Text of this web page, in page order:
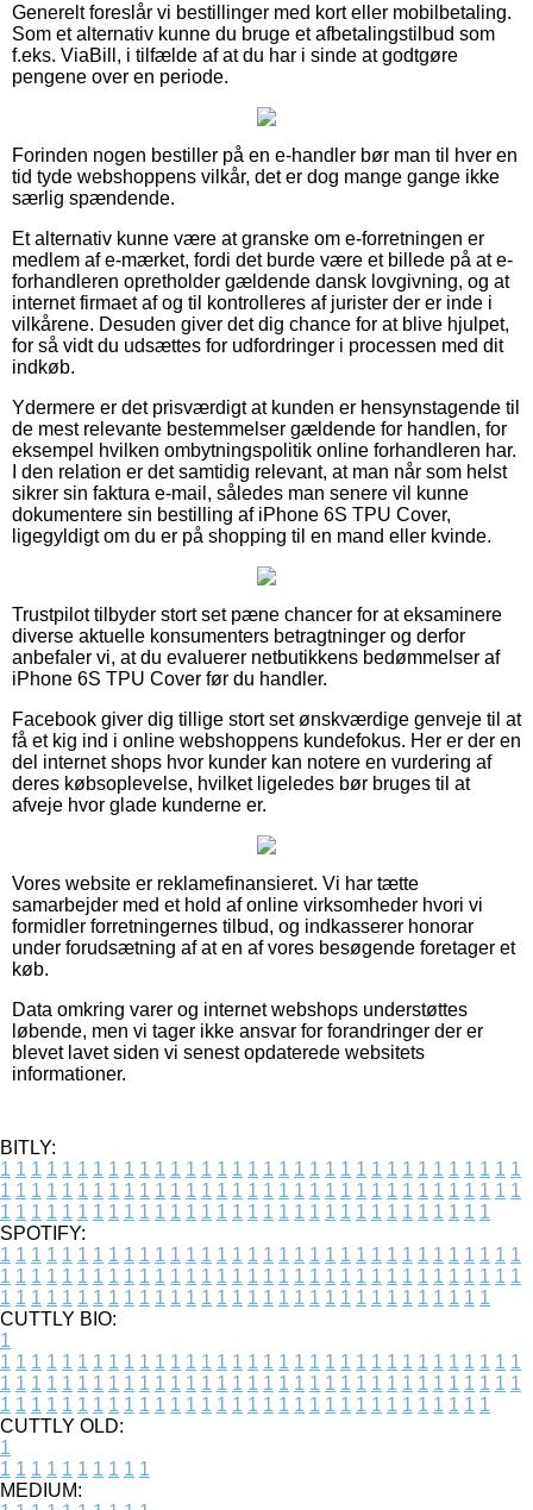
Generelt foreslår vi bestillinger med kort eller mobilbetaling.
Som et alternativ kunne du bruge et afbetalingstilbud som
f.eks. ViaBill, i tilfælde af at du har i sinde at godtgøre
pengene over en periode.
Forinden nogen bestiller på en e-handler bør man til hver en
tid tyde webshoppens vilkår, det er dog mange gange ikke
særlig spændende.
Et alternativ kunne være at granske om e-forretningen er
medlem af e-mærket, fordi det burde være et billede på at e-
forhandleren opretholder gældende dansk lovgivning, og at
internet firmaet af og til kontrolleres af jurister der er inde i
vilkårene. Desuden giver det dig chance for at blive hjulpet,
for så vidt du udsættes for udfordringer i processen med dit
indkøb.
Ydermere er det prisværdigt at kunden er hensynstagende til
de mest relevante bestemmelser gældende for handlen, for
eksempel hvilken ombytningspolitik online forhandleren har.
I den relation er det samtidig relevant, at man når som helst
sikrer sin faktura e-mail, således man senere vil kunne
dokumentere sin bestilling af iPhone 6S TPU Cover,
ligegyldigt om du er på shopping til en mand eller kvinde.
Trustpilot tilbyder stort set pæne chancer for at eksaminere
diverse aktuelle konsumenters betragtninger og derfor
anbefaler vi, at du evaluerer netbutikkens bedømmelser af
iPhone 6S TPU Cover før du handler.
Facebook giver dig tillige stort set ønskværdige genveje til at
få et kig ind i online webshoppens kundefokus. Her er der en
del internet shops hvor kunder kan notere en vurdering af
deres købsoplevelse, hvilket ligeledes bør bruges til at
afveje hvor glade kunderne er.
Vores website er reklamefinansieret. Vi har tætte
samarbejder med et hold af online virksomheder hvori vi
formidler forretningernes tilbud, og indkasserer honorar
under forudsætning af at en af vores besøgende foretager et
køb.
Data omkring varer og internet webshops understøttes
løbende, men vi tager ikke ansvar for forandringer der er
blevet lavet siden vi senest opdaterede websitets
informationer.
BITLY:
1 1 1 1 1 1 1 1 1 1 1 1 1 1 1 1 1 1 1 1 1 1 1 1 1 1 1 1 1 1 1 1 1 1
1 1 1 1 1 1 1 1 1 1 1 1 1 1 1 1 1 1 1 1 1 1 1 1 1 1 1 1 1 1 1 1 1 1
1 1 1 1 1 1 1 1 1 1 1 1 1 1 1 1 1 1 1 1 1 1 1 1 1 1 1 1 1 1 1 1
SPOTIFY:
1 1 1 1 1 1 1 1 1 1 1 1 1 1 1 1 1 1 1 1 1 1 1 1 1 1 1 1 1 1 1 1 1 1
1 1 1 1 1 1 1 1 1 1 1 1 1 1 1 1 1 1 1 1 1 1 1 1 1 1 1 1 1 1 1 1 1 1
1 1 1 1 1 1 1 1 1 1 1 1 1 1 1 1 1 1 1 1 1 1 1 1 1 1 1 1 1 1 1 1
CUTTLY BIO:
1
1 1 1 1 1 1 1 1 1 1 1 1 1 1 1 1 1 1 1 1 1 1 1 1 1 1 1 1 1 1 1 1 1 1
1 1 1 1 1 1 1 1 1 1 1 1 1 1 1 1 1 1 1 1 1 1 1 1 1 1 1 1 1 1 1 1 1 1
1 1 1 1 1 1 1 1 1 1 1 1 1 1 1 1 1 1 1 1 1 1 1 1 1 1 1 1 1 1 1 1
CUTTLY OLD:
1
1 1 1 1 1 1 1 1 1 1
MEDIUM: